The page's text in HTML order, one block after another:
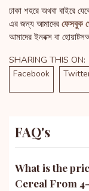
ঢাকা শহরে অথবা বাইরে
এর জন্য আমাদের ফেসবুক
আমাদের ইনবক্স বা
SHARING THIS ON:
Facebook
FAQ's
What is the
Cereal From